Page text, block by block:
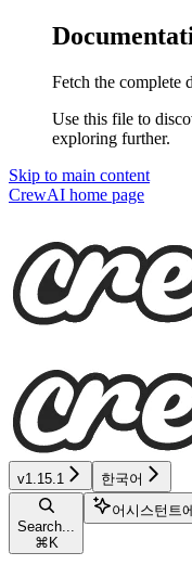
Fetch the complete
Use this file to
exploring further.
Skip to main content
CrewAI home page
v1.15.1 한국어
Search...
⌘ K
어시스턴트